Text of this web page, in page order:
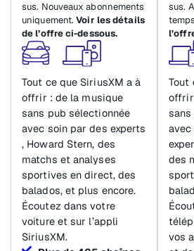
sus. Nouveaux abonnements
uniquement.Voir les détails
de l’offre ci-dessous.
Tout ce que SiriusXM a à
offrir : de la musique
sans pub sélectionnée
avec soin par des experts
, Howard Stern, des
matchs et analyses
sportives en direct, des
balados, et plus encore.
Écoutez dans votre
voiture et sur l’appli
SiriusXM.
sus.
Tout
offrir
des
vos